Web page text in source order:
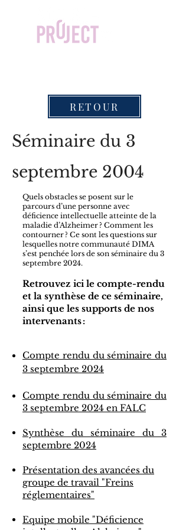
RETOUR
Séminaire du 3
septembre 2004
Quels obstacles se posent sur le
parcours d’une personne avec
déficience intellectuelle atteinte de la
maladie d’Alzheimer ? Comment les
contourner ? Ce sont les questions sur
lesquelles notre communauté DIMA
s’est penchée lors de son séminaire du 3
septembre 2024.
Retrouvez ici le compte-rendu
et la synthèse de ce séminaire,
ainsi que les supports de nos
intervenants :
Compte rendu du séminaire du
3 septembre 2024
Compte rendu du séminaire du
3 septembre 2024 en FALC
Synthèse du séminaire du 3
septembre 2024​
Présentation des avancées du
groupe de travail "Freins
réglementaires"
Equipe mobile "Déficience